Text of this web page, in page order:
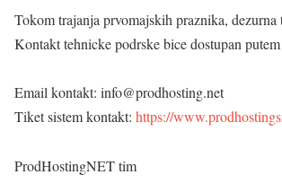
Tokom trajanja prvomajskih praznika,
Kontakt tehnicke podrske bice dostupan
Email kontakt: info@prodhosting.net
Tiket sistem kontakt: https://
ProdHostingNET tim